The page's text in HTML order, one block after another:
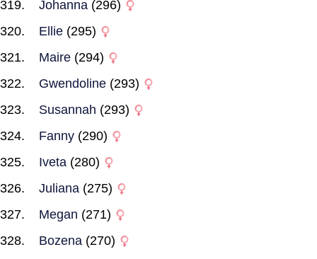
Johanna (296)
Ellie (295)
Maire (294)
Gwendoline (293)
Susannah (293)
Fanny (290)
Iveta (280)
Juliana (275)
Megan (271)
Bozena (270)